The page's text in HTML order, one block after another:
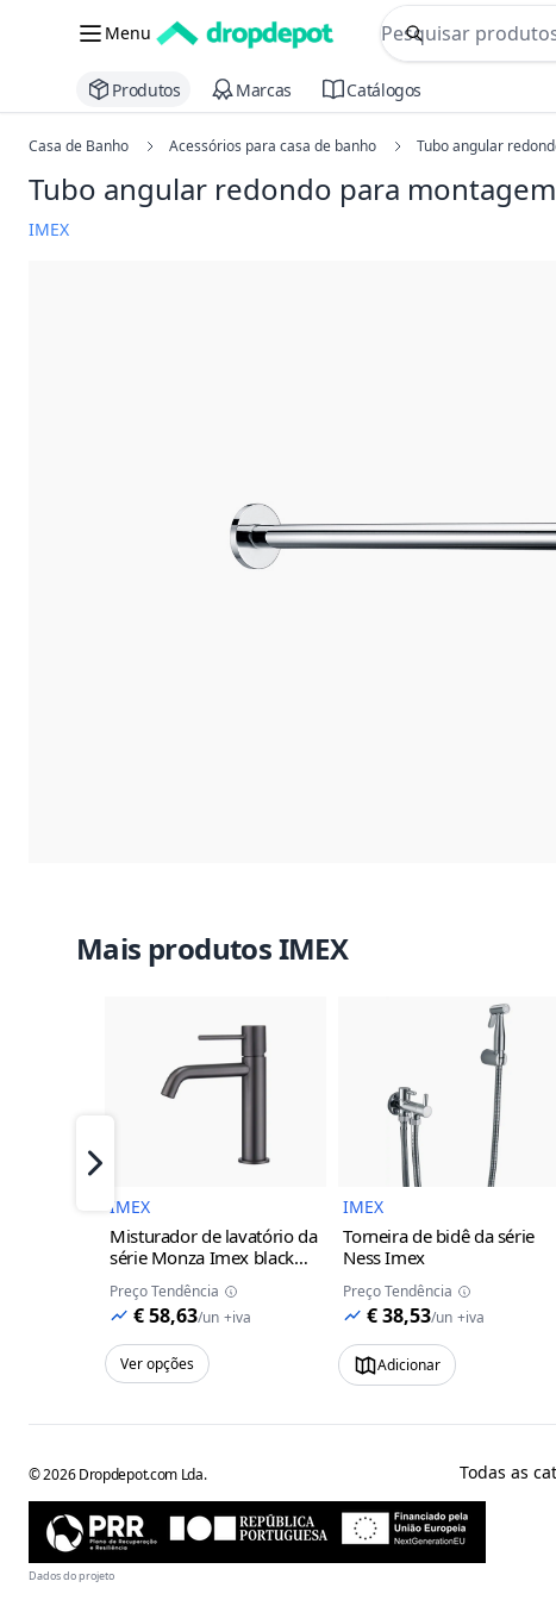
Menu
commerce search
Procurar
Produtos Marcas Catálogos
Casa de Banho Acessórios para casa de banho Tubo angular
Tubo angular redondo para
IMEX
Mais produtos IMEX
Imagem do Produto
IMEX
Misturador de lavatório da
série Monza Imex black
gun metal
Preço Tendência
€ 58,63/un +iva
Ver opções
Imagem do
IMEX
Torneira de bidê da série
Ness Imex
Preço Tendência
€ 38,53/un +iva
Adicionar
Próximo
©2026 Dropdepot.com Lda. Todas as
Dados do projeto